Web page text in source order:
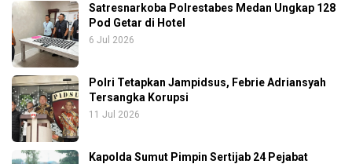
Satresnarkoba Polrestabes Medan Ungkap 128
Pod Getar di Hotel
6 Jul 2026
Polri Tetapkan Jampidsus, Febrie Adriansyah
Tersangka Korupsi
11 Jul 2026
Kapolda Sumut Pimpin Sertijab 24 Pejabat